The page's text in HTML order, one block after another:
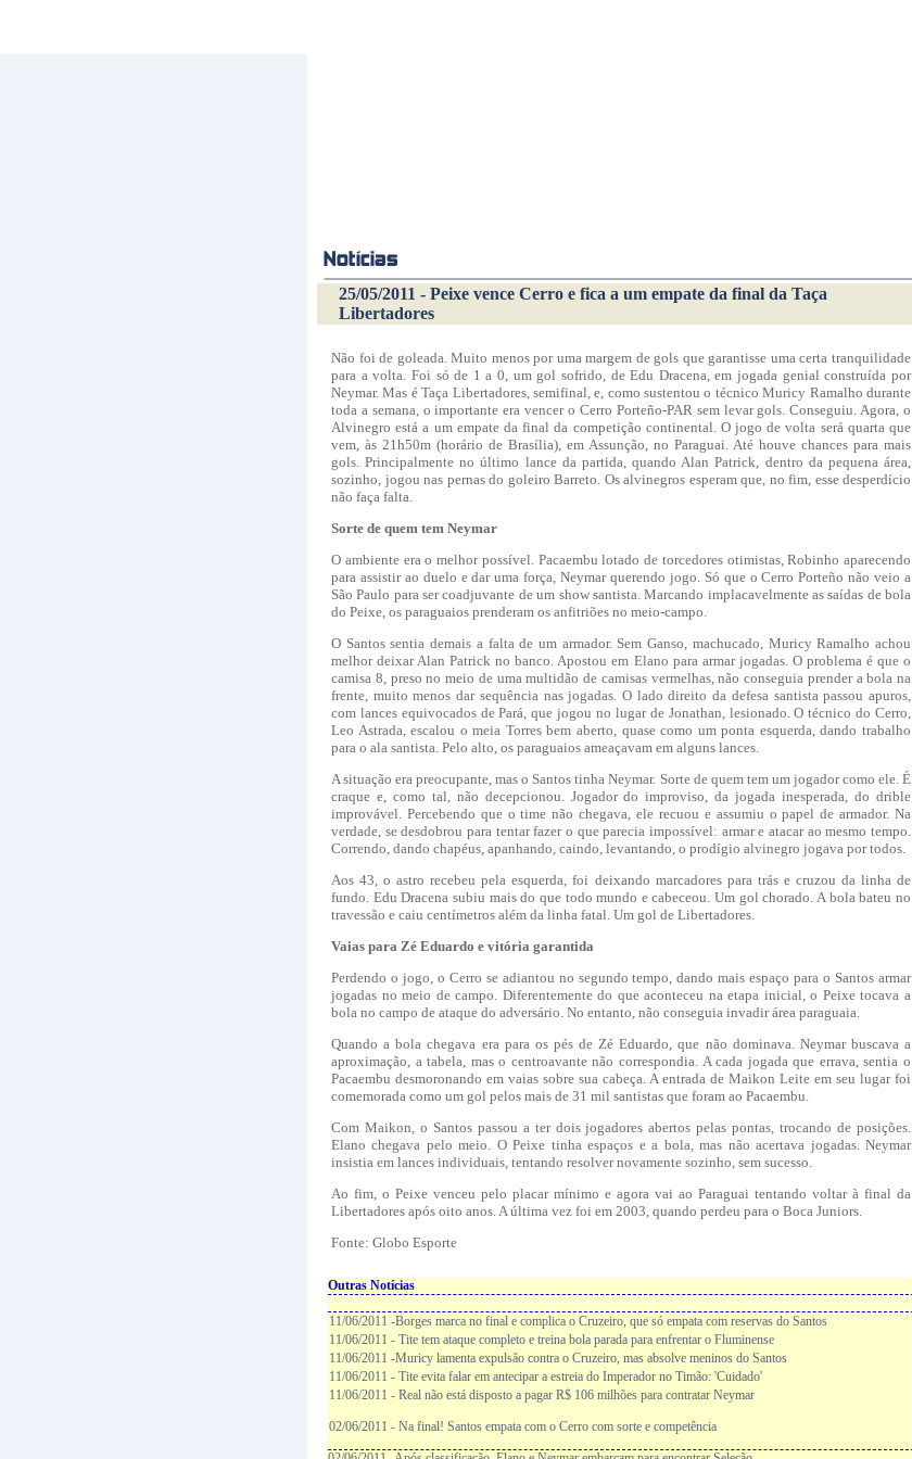
25/05/2011 - Peixe vence Cerro e fica a um empate da final da Taça
Libertadores
Não foi de goleada. Muito menos por uma margem de gols que garantisse uma certa tranquilidade
para a volta. Foi só de 1 a 0, um gol sofrido, de Edu Dracena, em jogada genial construída por
Neymar. Mas é Taça Libertadores, semifinal, e, como sustentou o técnico Muricy Ramalho durante
toda a semana, o importante era vencer o Cerro Porteño-PAR sem levar gols. Conseguiu. Agora, o
Alvinegro está a um empate da final da competição continental. O jogo de volta será quarta que
vem, às 21h50m (horário de Brasília), em Assunção, no Paraguai. Até houve chances para mais
gols. Principalmente no último lance da partida, quando Alan Patrick, dentro da pequena área,
sozinho, jogou nas pernas do goleiro Barreto. Os alvinegros esperam que, no fim, esse desperdício
não faça falta.
Sorte de quem tem Neymar
O ambiente era o melhor possível. Pacaembu lotado de torcedores otimistas, Robinho aparecendo
para assistir ao duelo e dar uma força, Neymar querendo jogo. Só que o Cerro Porteño não veio a
São Paulo para ser coadjuvante de um show santista. Marcando implacavelmente as saídas de bola
do Peixe, os paraguaios prenderam os anfitriões no meio-campo.
O Santos sentia demais a falta de um armador. Sem Ganso, machucado, Muricy Ramalho achou
melhor deixar Alan Patrick no banco. Apostou em Elano para armar jogadas. O problema é que o
camisa 8, preso no meio de uma multidão de camisas vermelhas, não conseguia prender a bola na
frente, muito menos dar sequência nas jogadas. O lado direito da defesa santista passou apuros,
com lances equivocados de Pará, que jogou no lugar de Jonathan, lesionado. O técnico do Cerro,
Leo Astrada, escalou o meia Torres bem aberto, quase como um ponta esquerda, dando trabalho
para o ala santista. Pelo alto, os paraguaios ameaçavam em alguns lances.
A situação era preocupante, mas o Santos tinha Neymar. Sorte de quem tem um jogador como ele. É
craque e, como tal, não decepcionou. Jogador do improviso, da jogada inesperada, do drible
improvável. Percebendo que o time não chegava, ele recuou e assumiu o papel de armador. Na
verdade, se desdobrou para tentar fazer o que parecia impossível: armar e atacar ao mesmo tempo.
Correndo, dando chapéus, apanhando, caindo, levantando, o prodígio alvinegro jogava por todos.
Aos 43, o astro recebeu pela esquerda, foi deixando marcadores para trás e cruzou da linha de
fundo. Edu Dracena subiu mais do que todo mundo e cabeceou. Um gol chorado. A bola bateu no
travessão e caiu centímetros além da linha fatal. Um gol de Libertadores.
Vaias para Zé Eduardo e vitória garantida
Perdendo o jogo, o Cerro se adiantou no segundo tempo, dando mais espaço para o Santos armar
jogadas no meio de campo. Diferentemente do que aconteceu na etapa inicial, o Peixe tocava a
bola no campo de ataque do adversário. No entanto, não conseguia invadir área paraguaia.
Quando a bola chegava era para os pés de Zé Eduardo, que não dominava. Neymar buscava a
aproximação, a tabela, mas o centroavante não correspondia. A cada jogada que errava, sentia o
Pacaembu desmoronando em vaias sobre sua cabeça. A entrada de Maikon Leite em seu lugar foi
comemorada como um gol pelos mais de 31 mil santistas que foram ao Pacaembu.
Com Maikon, o Santos passou a ter dois jogadores abertos pelas pontas, trocando de posições.
Elano chegava pelo meio. O Peixe tinha espaços e a bola, mas não acertava jogadas. Neymar
insistia em lances individuais, tentando resolver novamente sozinho, sem sucesso.
Ao fim, o Peixe venceu pelo placar mínimo e agora vai ao Paraguai tentando voltar à final da
Libertadores após oito anos. A última vez foi em 2003, quando perdeu para o Boca Juniors.
Fonte: Globo Esporte
Outras Notícias
11/06/2011 -Borges marca no final e complica o Cruzeiro, que só empata com reservas do Santos
11/06/2011 - Tite tem ataque completo e treina bola parada para enfrentar o Fluminense
11/06/2011 -Muricy lamenta expulsão contra o Cruzeiro, mas absolve meninos do Santos
11/06/2011 - Tite evita falar em antecipar a estreia do Imperador no Timão: 'Cuidado'
11/06/2011 - Real não está disposto a pagar R$ 106 milhões para contratar Neymar
02/06/2011 - Na final! Santos empata com o Cerro com sorte e competência